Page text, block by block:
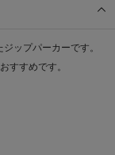
ップパーカーです。
すすめです。